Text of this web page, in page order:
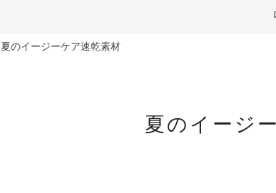
検
夏のイージーケア速乾素材
夏のイージ